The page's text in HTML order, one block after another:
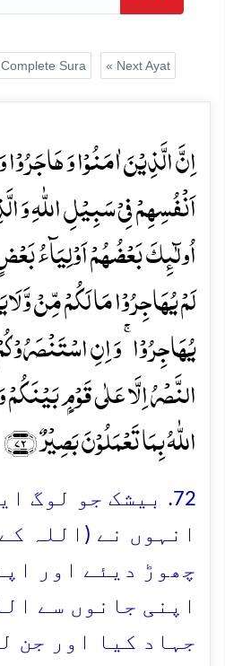
Complete Sura « Next Ayat
اِنَّ الَّذِیۡنَ اٰمَنُوۡا وَ
اَنۡفُسِہِمۡ فِیۡ سَبِیۡلِ اللّٰہِ وَ
اُولٰٓئِکَ بَعۡضُہُمۡ اَوۡلِیَآءُ
لَمۡ یُہَاجِرُوۡا مَا لَکُمۡ مِّنۡ
یُہَاجِرُوۡا ۚ وَ اِنِ
النَّصۡرُ اِلَّا عَلٰی قَوۡمٍۭ
اللّٰہُ بِمَا تَعۡمَلُوۡنَ بَصِیۡرٌ ﴿۷۲﴾
72. بیشک جو لوگ
انہوں نے (اللہ
چھوڑ دیئے اور
اپنی جانوں سے
جہاد کیا اور جن